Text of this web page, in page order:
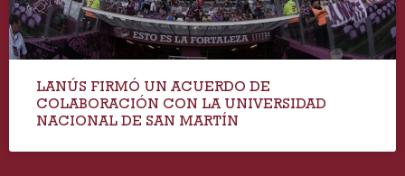
LANÚS FIRMÓ UN ACUERDO DE
COLABORACIÓN CON LA UNIVERSIDAD
NACIONAL DE SAN MARTÍN